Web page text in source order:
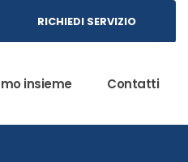
RICHIEDI SERVIZIO
insieme Contatti